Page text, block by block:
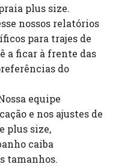
plus size.
nossos relatórios
para trajes de
a ficar à frente das
do
equipe
e nos ajustes de
plus size,
caiba
tamanhos.